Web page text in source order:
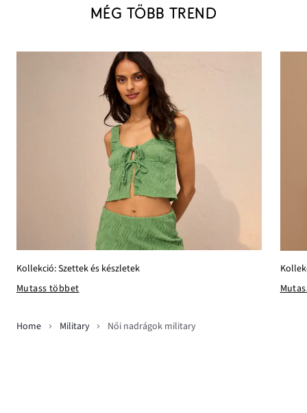
MÉG TÖBB TREND
Kollekció: Szettek és készletek
Mutass többet
Home Military Női nadrágok military